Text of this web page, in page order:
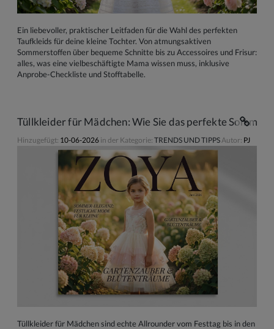
Ein liebevoller, praktischer Leitfaden für die Wahl des perfekten
Taufkleids für deine kleine Tochter. Von atmungsaktiven
Sommerstoffen über bequeme Schnitte bis zu Accessoires und Frisur:
alles, was eine vielbeschäftigte Mama wissen muss, inklusive
Anprobe-Checkliste und Stofftabelle.
Tüllkleider für Mädchen: Wie Sie das perfekte
Hinzugefügt: 10-06-2026 in der Kategorie: TRENDS UND TIPPS Autor: PJ
Tüllkleider für Mädchen sind echte Allrounder vom Festtag bis in den